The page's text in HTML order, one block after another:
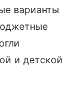
варианты
и детской